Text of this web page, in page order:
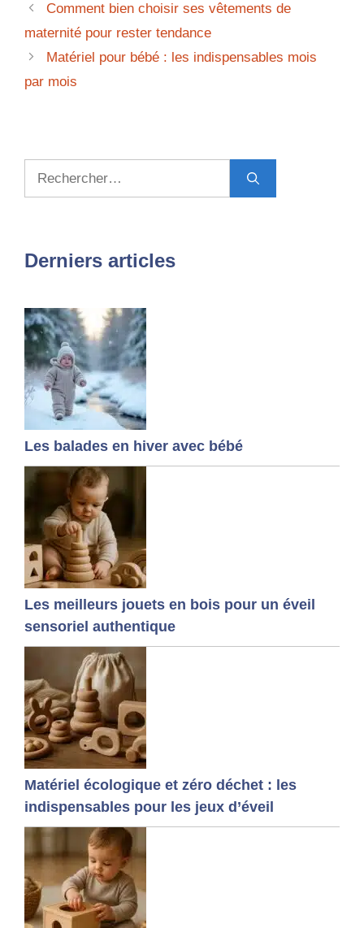
Comment bien choisir ses vêtements de
maternité pour rester tendance
Matériel pour bébé : les indispensables mois
par mois
Derniers articles
Les balades en hiver avec bébé
Les meilleurs jouets en bois pour un éveil
sensoriel authentique
Matériel écologique et zéro déchet : les
indispensables pour les jeux d’éveil